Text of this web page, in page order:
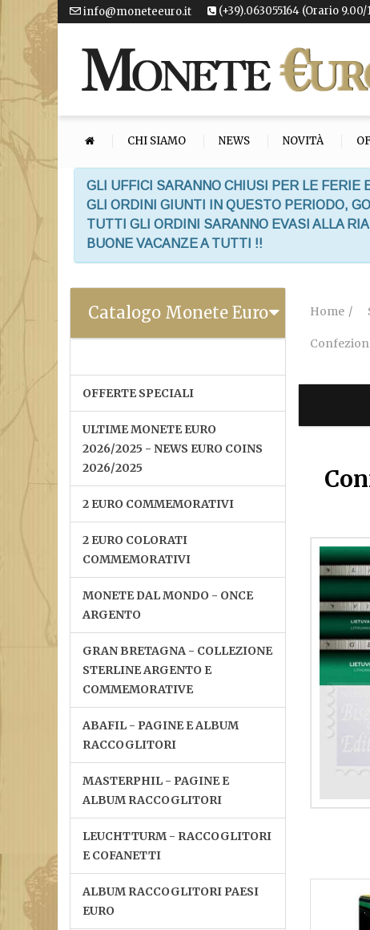
info@moneteeuro.it (+39).063055164 (Orario 9.00/
CHI SIAMO NEWS NOVITÀ
GLI UFFICI SARANNO CHIUSI PER LE FERIE
GLI ORDINI GIUNTI IN QUESTO PERIODO,
TUTTI GLI ORDINI SARANNO EVASI ALLA
BUONE VACANZE A TUTTI !!
Catalogo Monete Euro
OFFERTE SPECIALI
ULTIME MONETE EURO
2026/2025 - NEWS EURO COINS
2026/2025
2 EURO COMMEMORATIVI
2 EURO COLORATI
COMMEMORATIVI
MONETE DAL MONDO - ONCE
ARGENTO
GRAN BRETAGNA - COLLEZIONE
STERLINE ARGENTO E
COMMEMORATIVE
ABAFIL - PAGINE E ALBUM
RACCOGLITORI
MASTERPHIL - PAGINE E
ALBUM RACCOGLITORI
LEUCHTTURM - RACCOGLITORI
E COFANETTI
ALBUM RACCOGLITORI PAESI
EURO
Home